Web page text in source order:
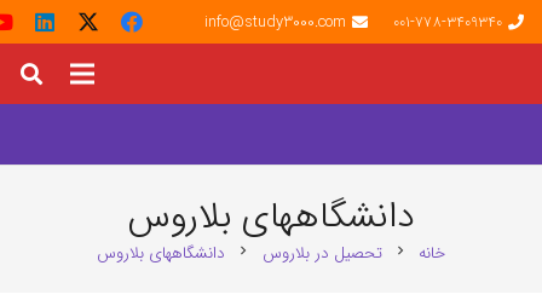
001-778-3409340
info@study3000.com
دانشگاههای بلاروس
خانه chevron_right تحصیل در بلاروس chevron_right دانشگاههای بلاروس